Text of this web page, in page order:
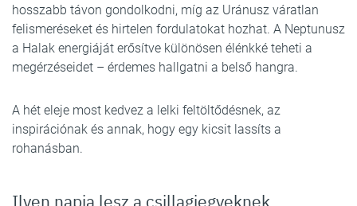
hosszabb távon gondolkodni, míg az Uránusz váratlan
felismeréseket és hirtelen fordulatokat hozhat. A Neptunusz
a Halak energiáját erősítve különösen élénkké teheti a
megérzéseidet – érdemes hallgatni a belső hangra.
A hét eleje most kedvez a lelki feltöltődésnek, az
inspirációnak és annak, hogy egy kicsit lassíts a
rohanásban.
Ilyen napja lesz a csillagjegyeknek